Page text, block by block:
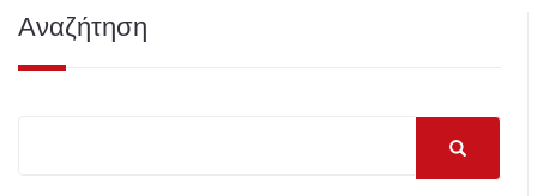
Αναζήτηση